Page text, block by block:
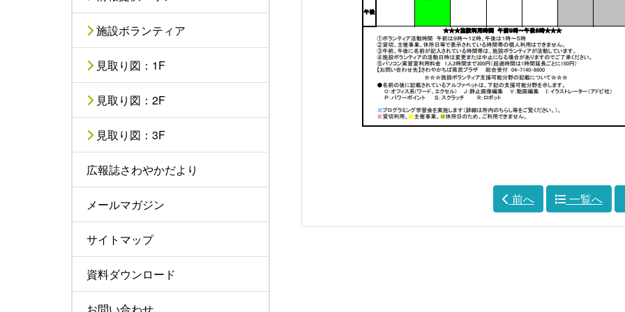
施設ボランティア
見取り図：1F
見取り図：2F
見取り図：3F
広報誌さわやかだより
メールマガジン
サイトマップ
資料ダウンロード
前へ 一覧へ